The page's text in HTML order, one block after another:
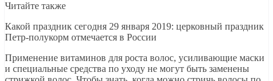
Читайте также
Какой праздник сегодня 29 января 2019: церковный праздник
Петр-полукорм отмечается в России
Применение витаминов для роста волос, усиливающие маски
и специальные средства по уходу не могут быть заменены